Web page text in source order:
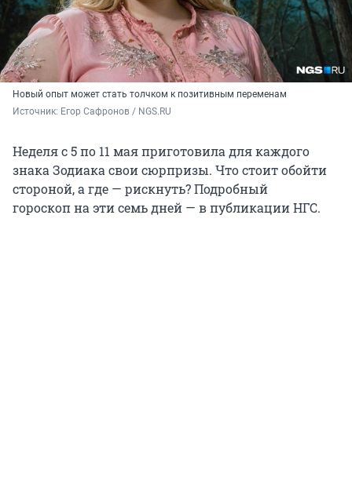
Новый опыт может стать толчком к позитивным переменам
Источник: Егор Сафронов / NGS.RU
Неделя с 5 по 11 мая приготовила для каждого
знака Зодиака свои сюрпризы. Что стоит обойти
стороной, а где — рискнуть? Подробный
гороскоп на эти семь дней — в публикации НГС.